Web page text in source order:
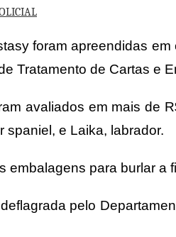
foram apreendidas
Tratamento de Cartas e
avaliados em mais de
spaniel, e Laika, labrador.
embalagens para burlar
pelo